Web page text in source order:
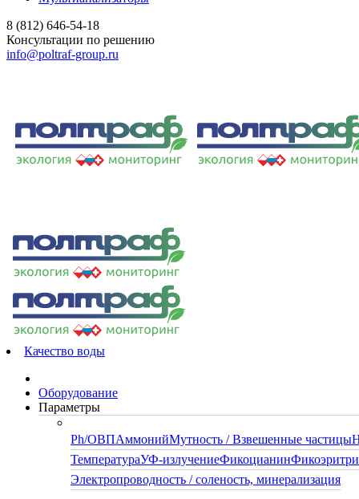
8 (812) 646-54-18
Консультации по решению
info@poltraf-group.ru
Качество воды
Оборудование
Параметры
Ph/ОВПАммонийМутность / Взвешенные частицы
ТемператураУФ-излучениеФикоцианин
Электропроводность / соленость, минерализация